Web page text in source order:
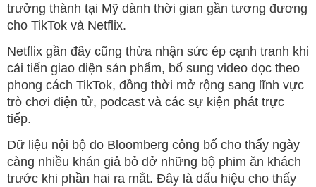
trưởng thành tại Mỹ dành thời gian gần tương đương
cho TikTok và Netflix.
Netflix gần đây cũng thừa nhận sức ép cạnh tranh khi
cải tiến giao diện sản phẩm, bổ sung video dọc theo
phong cách TikTok, đồng thời mở rộng sang lĩnh vực
trò chơi điện tử, podcast và các sự kiện phát trực
tiếp.
Dữ liệu nội bộ do Bloomberg công bố cho thấy ngày
càng nhiều khán giả bỏ dở những bộ phim ăn khách
trước khi phần hai ra mắt. Đây là dấu hiệu cho thấy